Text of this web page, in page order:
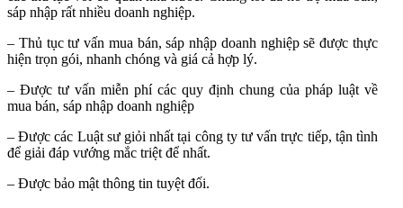
sáp nhập rất nhiều doanh nghiệp.
– Thủ tục tư vấn mua bán, sáp nhập doanh nghiệp sẽ được thực
hiện trọn gói, nhanh chóng và giá cả hợp lý.
– Được tư vấn miễn phí các quy định chung của pháp luật về
mua bán, sáp nhập doanh nghiệp
– Được các Luật sư giỏi nhất tại công ty tư vấn trực tiếp, tận tình
để giải đáp vướng mắc triệt để nhất.
– Được bảo mật thông tin tuyệt đối.